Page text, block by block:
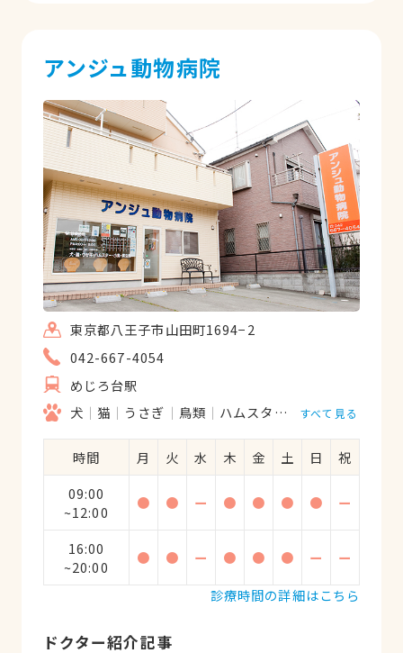
し、脾臓、肝臓のリンパ腫であることがわ
かりました。犬自身がつらくない生活を送
れるよう治療の提案をしてくれました。抗
がん剤治療をしていますが、当初のような
つらそうな毎日ではなく、多少の副作用は
ありますが落ち着いて過ごすことができて
います。
アンジュ動物病院
東京都八王子市山田町1694−2
042-667-4054
めじろ台駅
犬
猫 うさぎ 鳥類 ハムスター 爬虫類
すべて見る
時間 月 火 水 木 金 土 日
祝
09:00
~12:00
● ● ー ● ● ● ● ー
16:00
~20:00
● ● ー ● ● ● ー
ー
診療時間の詳細はこちら
ドクター紹介記事